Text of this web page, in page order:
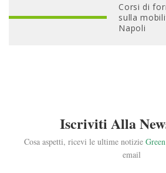
Corsi di
sulla
Napoli
Iscriviti Alla
Cosa aspetti, ricevi le ultime notizie Green
email